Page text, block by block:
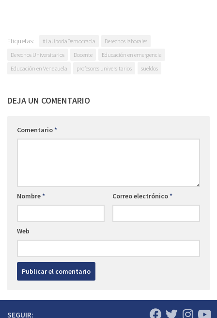
Etiquetas: #LaUporlaDemocracia
Derechos laborales
Derechos Universitarios
Docente
Educación en emergencia
Educación en Venezuela
profesores universitarios sueldos
DEJA UN COMENTARIO
Comentario*
Nombre* Correo electrónico*
Web
SEGUIR: